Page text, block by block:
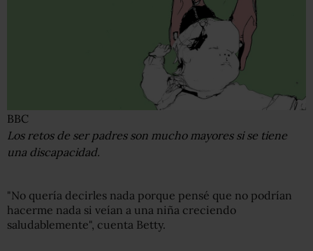
BBC
Los retos de ser padres son mucho mayores si se tiene
una discapacidad.
"No quería decirles nada porque pensé que no podrían
hacerme nada si veían a una niña creciendo
saludablemente", cuenta Betty.